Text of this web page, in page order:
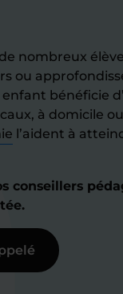
nombreux
ou
enfant bénéficie
à domicile
l’aident à
conseillers